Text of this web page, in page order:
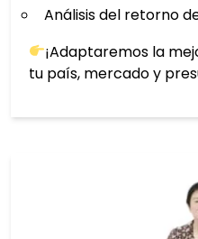
Análisis del retorno
¡Adaptaremos la
tu país, mercado y